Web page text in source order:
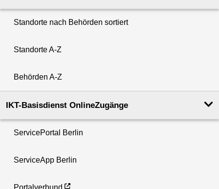
Standorte nach Behörden sortiert
Standorte A-Z
Behörden A-Z
IKT-Basisdienst OnlineZugänge
ServicePortal Berlin
ServiceApp Berlin
Portalverbund